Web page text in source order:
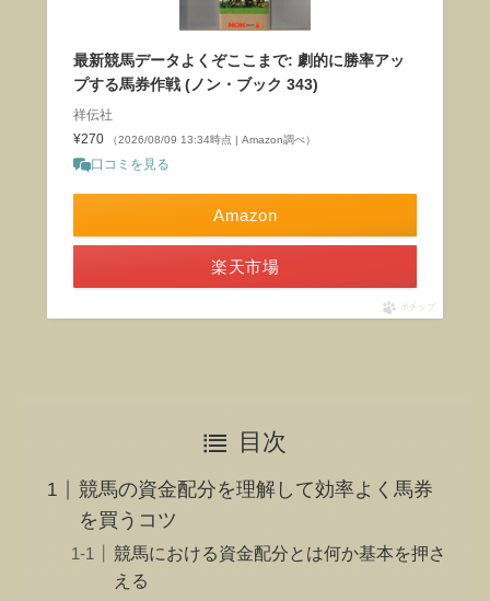
最新競馬データよくぞここまで: 劇的に勝率アッ
プする馬券作戦 (ノン・ブック 343)
祥伝社
¥270
（2026/08/09 13:34時点 | Amazon調べ）
口コミを見る
Amazon
楽天市場
ポチップ
目次
競馬の資金配分を理解して効率よく馬券
を買うコツ
競馬における資金配分とは何か基本を押さ
える